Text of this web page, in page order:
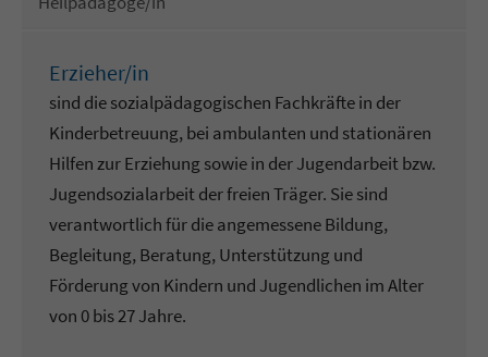
Erzieher/in
sind die sozialpädagogischen Fachkräfte in der
Kinderbetreuung, bei ambulanten und stationären
Hilfen zur Erziehung sowie in der Jugendarbeit bzw.
Jugendsozialarbeit der freien Träger. Sie sind
verantwortlich für die angemessene Bildung,
Begleitung, Beratung, Unterstützung und
Förderung von Kindern und Jugendlichen im Alter
von 0 bis 27 Jahre.